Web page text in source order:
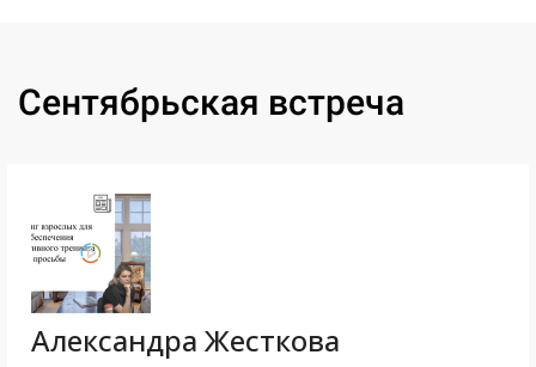
Сентябрьская встреча
Александра Жесткова